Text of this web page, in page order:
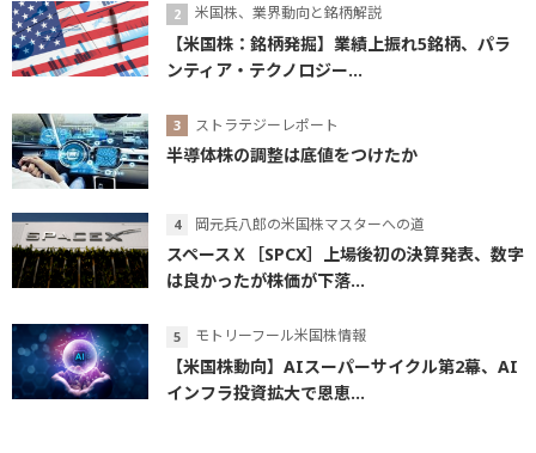
米国株、業界動向と銘柄解説
【米国株：銘柄発掘】業績上振れ5銘柄、パラ
ンティア・テクノロジー...
ストラテジーレポート
半導体株の調整は底値をつけたか
岡元兵八郎の米国株マスターへの道
スペースＸ［SPCX］上場後初の決算発表、数字
は良かったが株価が下落...
モトリーフール米国株情報
【米国株動向】AIスーパーサイクル第2幕、AI
インフラ投資拡大で恩恵...